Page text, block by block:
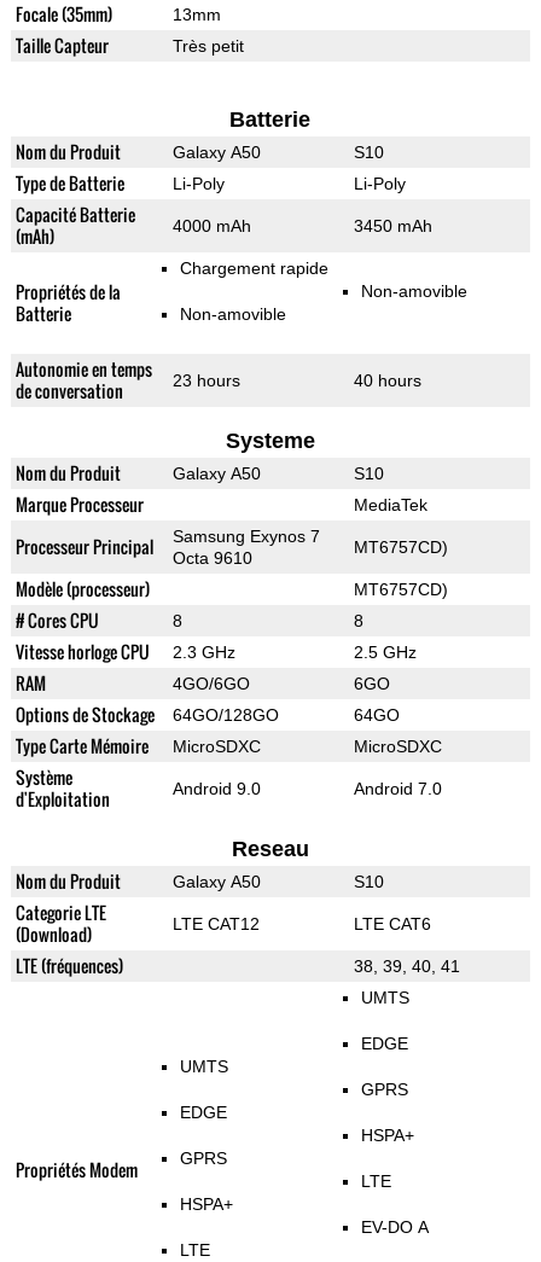
Focale (35mm) 13mm
Taille Capteur Très petit
Batterie
Nom du Produit Galaxy A50 S10
Type de Batterie Li-Poly Li-Poly
Capacité Batterie
(mAh)
4000 mAh 3450 mAh
Propriétés de la
Batterie
Chargement rapide
Non-amovible
Non-amovible
Autonomie en temps
de conversation
23 hours 40 hours
Systeme
Nom du Produit Galaxy A50 S10
Marque Processeur MediaTek
Processeur Principal
Samsung Exynos 7
Octa 9610
MT6757CD)
Modèle (processeur) MT6757CD)
# Cores CPU 8 8
Vitesse horloge CPU 2.3 GHz 2.5 GHz
RAM 4GO/6GO 6GO
Options de Stockage 64GO/128GO 64GO
Type Carte Mémoire MicroSDXC MicroSDXC
Système
d'Exploitation
Android 9.0 Android 7.0
Reseau
Nom du Produit Galaxy A50 S10
Categorie LTE
(Download)
LTE CAT12 LTE CAT6
LTE (fréquences) 38, 39, 40, 41
Propriétés Modem
UMTS
EDGE
GPRS
HSPA+
LTE
UMTS
EDGE
GPRS
HSPA+
LTE
EV-DO A